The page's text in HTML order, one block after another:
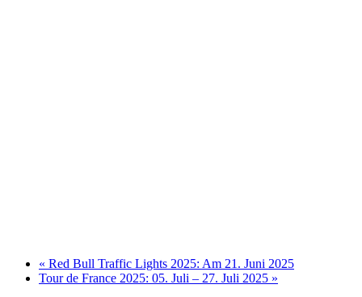
« Red Bull Traffic Lights 2025: Am 21. Juni 2025
Tour de France 2025: 05. Juli – 27. Juli 2025 »